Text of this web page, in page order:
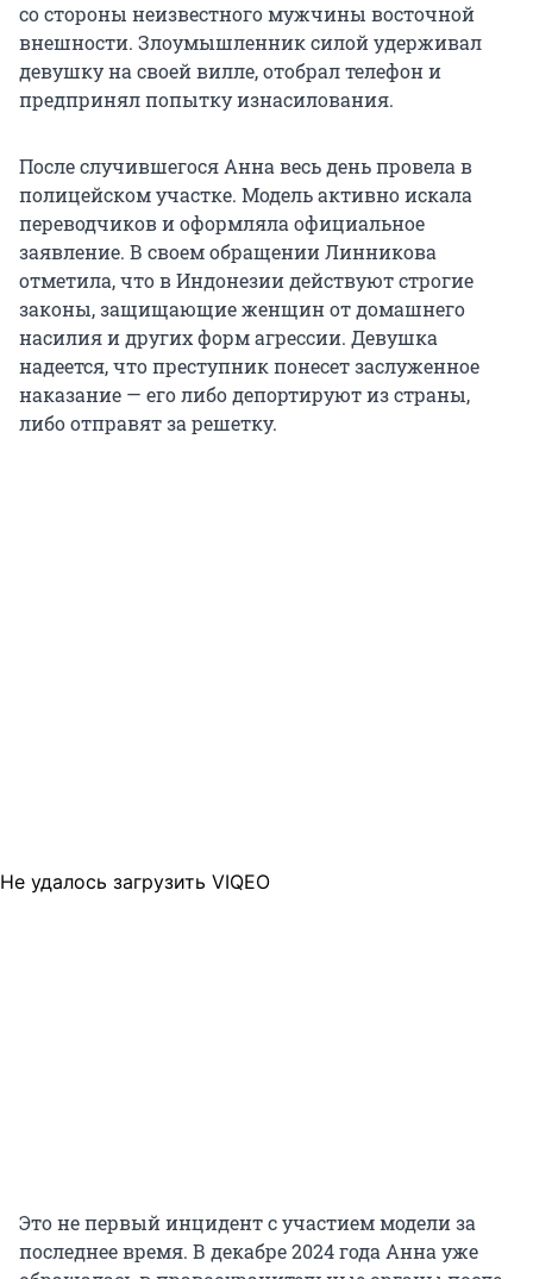
со стороны неизвестного мужчины восточной
внешности. Злоумышленник силой удерживал
девушку на своей вилле, отобрал телефон и
предпринял попытку изнасилования.
После случившегося Анна весь день провела в
полицейском участке. Модель активно искала
переводчиков и оформляла официальное
заявление. В своем обращении Линникова
отметила, что в Индонезии действуют строгие
законы, защищающие женщин от домашнего
насилия и других форм агрессии. Девушка
надеется, что преступник понесет заслуженное
наказание — его либо депортируют из страны,
либо отправят за решетку.
Не удалось загрузить VIQEO
Это не первый инцидент с участием модели за
последнее время. В декабре 2024 года Анна уже